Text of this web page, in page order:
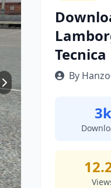
Tecnica
By
3k